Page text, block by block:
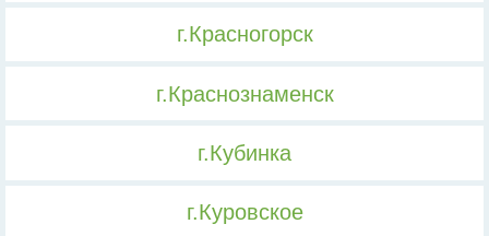
г.Красногорск
г.Краснознаменск
г.Кубинка
г.Куровское